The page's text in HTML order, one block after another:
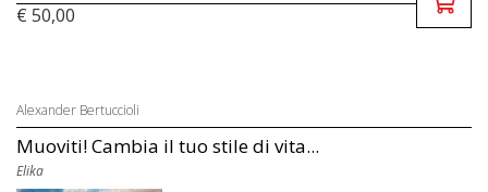
€ 50,00
Alexander Bertuccioli
Muoviti! Cambia il tuo stile di vita...
Elika